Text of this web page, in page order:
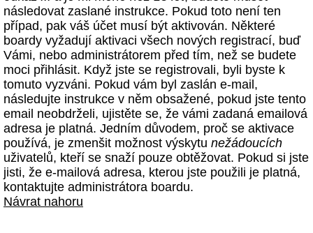
následovat zaslané instrukce. Pokud toto není ten
případ, pak váš účet musí být aktivován. Některé
boardy vyžadují aktivaci všech nových registrací, buď
Vámi, nebo administrátorem před tím, než se budete
moci přihlásit. Když jste se registrovali, byli byste k
tomuto vyzváni. Pokud vám byl zaslán e-mail,
následujte instrukce v něm obsažené, pokud jste tento
email neobdrželi, ujistěte se, že vámi zadaná emailová
adresa je platná. Jedním důvodem, proč se aktivace
používá, je zmenšit možnost výskytu nežádoucích
uživatelů, kteří se snaží pouze obtěžovat. Pokud si jste
jisti, že e-mailová adresa, kterou jste použili je platná,
kontaktujte administrátora boardu.
Návrat nahoru